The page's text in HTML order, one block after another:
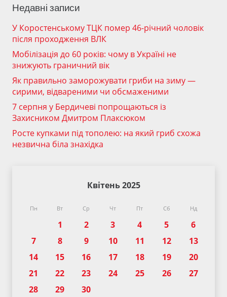
Недавні записи
У Коростенському ТЦК помер 46-річний чоловік
після проходження ВЛК
Мобілізація до 60 років: чому в Україні не
знижують граничний вік
Як правильно заморожувати гриби на зиму —
сирими, відвареними чи обсмаженими
7 серпня у Бердичеві попрощаються із
Захисником Дмитром Плаксюком
Росте купками під тополею: на який гриб схожа
незвична біла знахідка
Квітень 2025
Пн Вт Ср Чт Пт Сб Нд
1 2 3 4 5
6
7
8 9 10 11 12
13
14
15 16 17 18 19
20
21
22 23 24 25 26
27
28
29 30